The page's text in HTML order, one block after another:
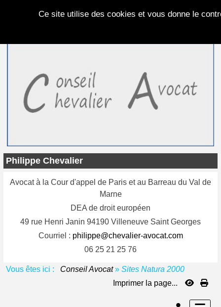
Philippe Chevalier
Avocat à la Cour d'appel de Paris et au Barreau du Val de
Marne
DEA de droit européen
49 rue Henri Janin 94190 Villeneuve Saint Georges
Courriel : philippe@chevalier-avocat.com
06 25 21 25 76
Vous êtes ici : Conseil Avocat» Sites Natura 2000
Imprimer la page...
Ce site utilise des cookies et vous donne le